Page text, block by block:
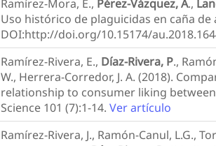
Ramírez-Mora, E., Pérez-Vázquez, A.,
Uso histórico de plaguicidas en caña de
DOI:http://doi.org/10.15174/
Ramírez-Rivera, E., Díaz-Rivera, P.,
W., Herrera-Corredor, J. A. (2018).
relationship to consumer liking
Science 101 (7):1-14.Ver artículo
Ramírez-Rivera, J., Ramón-Canul, L.G.,